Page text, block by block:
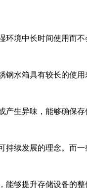
境中长时间使用而
钢水箱具有较长的使
生异味，能够确保
续发展的理念。而
够提升存储设备的整